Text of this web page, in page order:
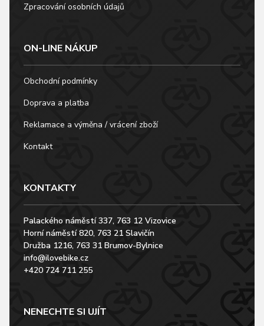
Zpracování osobních údajů
ON-LINE NÁKUP
Obchodní podmínky
Doprava a platba
Reklamace a výměna / vrácení zboží
Kontakt
KONTAKTY
Palackého náměstí 337, 763 12 Vizovice
Horní náměstí 820, 763 21 Slavičín
Družba 1216, 763 31 Brumov-Bylnice
info@ilovebike.cz
+420 724 711 255
NENECHTE SI UJÍT